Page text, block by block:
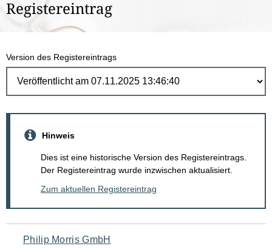
hier:
Registereintrag
Version des Registereintrags
Hinweis
Dies ist eine historische Version des Registereintrags.
Der Registereintrag wurde inzwischen aktualisiert.
Zum aktuellen Registereintrag
Navigation
Philip Morris GmbH